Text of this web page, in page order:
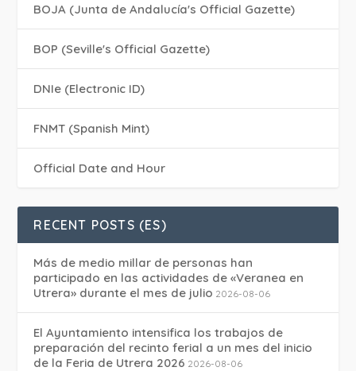
BOJA (Junta de Andalucía's Official Gazette)
BOP (Seville's Official Gazette)
DNIe (Electronic ID)
FNMT (Spanish Mint)
Official Date and Hour
RECENT POSTS (ES)
Más de medio millar de personas han
participado en las actividades de «Veranea en
Utrera» durante el mes de julio 2026-08-06
El Ayuntamiento intensifica los trabajos de
preparación del recinto ferial a un mes del inicio
de la Feria de Utrera 2026 2026-08-06